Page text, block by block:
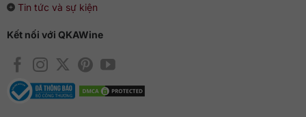
Tin tức và sự kiện
Kết nối với QKAWine